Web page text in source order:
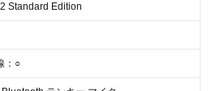
Standard Edition
：○